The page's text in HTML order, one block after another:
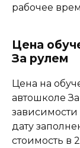
рабочее
Цена
За рулем
Цена на
автошколе
зависимости
дату
стоимость в